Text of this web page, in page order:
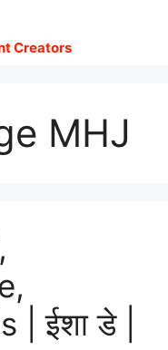
Creators
MHJ
ईशा डे |